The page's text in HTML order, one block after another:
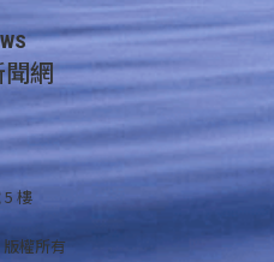
網
5 樓
權所有